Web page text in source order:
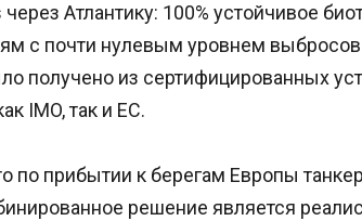
Атлантику: 100% устойчивое
с почти нулевым уровнем
получено из сертифицированных
IMO, так и ЕС.
по прибытии к берегам Европы
решение является